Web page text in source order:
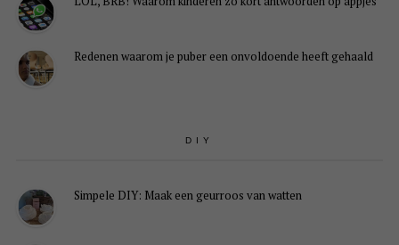
Redenen waarom je puber een onvoldoende heeft gehaald
DIY
Simpele DIY: Maak een geurroos van watten